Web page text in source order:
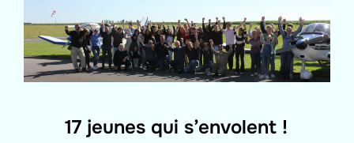
17 jeunes qui s’envolent !